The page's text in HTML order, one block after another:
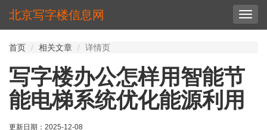
切
北京写字楼信息网
首页 相关文章 详情页
写字楼办公怎样用智能节
能电梯系统优化能源利用
更新日期： 2025-12-08